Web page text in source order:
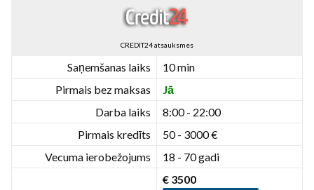
CREDIT24 atsauksmes
Saņemšanas laiks
10 min
Pirmais bez maksas
Jā
Darba laiks
8:00 - 22:00
Pirmais kredīts
50 - 3000 €
Vecuma ierobežojums
18 - 70 gadi
€ 3500